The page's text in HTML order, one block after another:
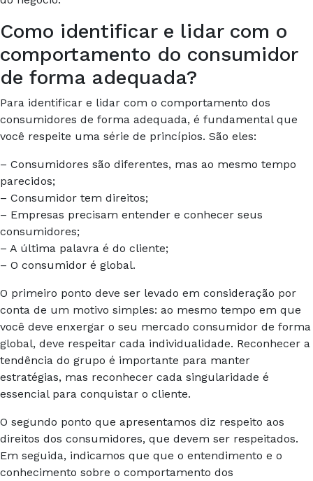
Como identificar e lidar com o
comportamento do consumidor
de forma adequada?
Para identificar e lidar com o comportamento dos
consumidores de forma adequada, é fundamental que
você respeite uma série de princípios. São eles:
– Consumidores são diferentes, mas ao mesmo tempo
parecidos;
– Consumidor tem direitos;
– Empresas precisam entender e conhecer seus
consumidores;
– A última palavra é do cliente;
– O consumidor é global.
O primeiro ponto deve ser levado em consideração por
conta de um motivo simples: ao mesmo tempo em que
você deve enxergar o seu mercado consumidor de forma
global, deve respeitar cada individualidade. Reconhecer a
tendência do grupo é importante para manter
estratégias, mas reconhecer cada singularidade é
essencial para conquistar o cliente.
O segundo ponto que apresentamos diz respeito aos
direitos dos consumidores, que devem ser respeitados.
Em seguida, indicamos que que o entendimento e o
conhecimento sobre o comportamento dos